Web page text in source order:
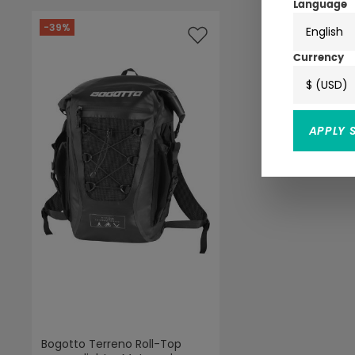
-39%
Bogotto Terreno Roll-Top
Language
English
Currency
$ (USD)
APPLY